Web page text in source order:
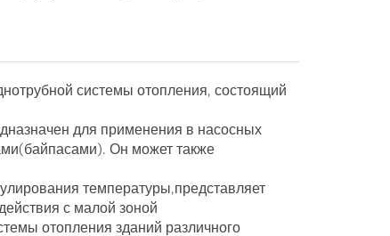
системы отопления, состоящий
для применения в насосных
Он может также
температуры,представляет
с малой зоной
отопления зданий различного